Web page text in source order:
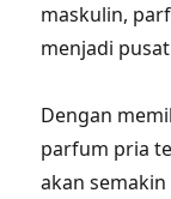
maskulin,
menjadi
Dengan
parfum pria
akan